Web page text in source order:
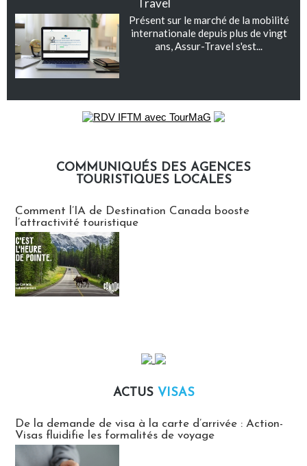
Travel
Présent sur le marché de la mobilité
internationale depuis plus de vingt
ans, Assur-Travel s'est...
COMMUNIQUÉS DES AGENCES
TOURISTIQUES LOCALES
Comment l’IA de Destination Canada booste
l’attractivité touristique
ACTUS VISAS
De la demande de visa à la carte d’arrivée : Action-
Visas fluidifie les formalités de voyage